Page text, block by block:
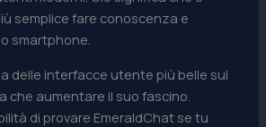
semplice fare conoscenza e
smartphone.
delle interfacce utente più belle sul
che aumentare il suo fascino.
di provare EmeraldChat se tu